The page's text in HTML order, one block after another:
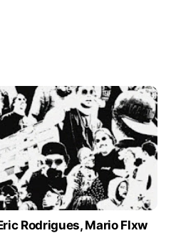
Rodrigues, Mario Flxw